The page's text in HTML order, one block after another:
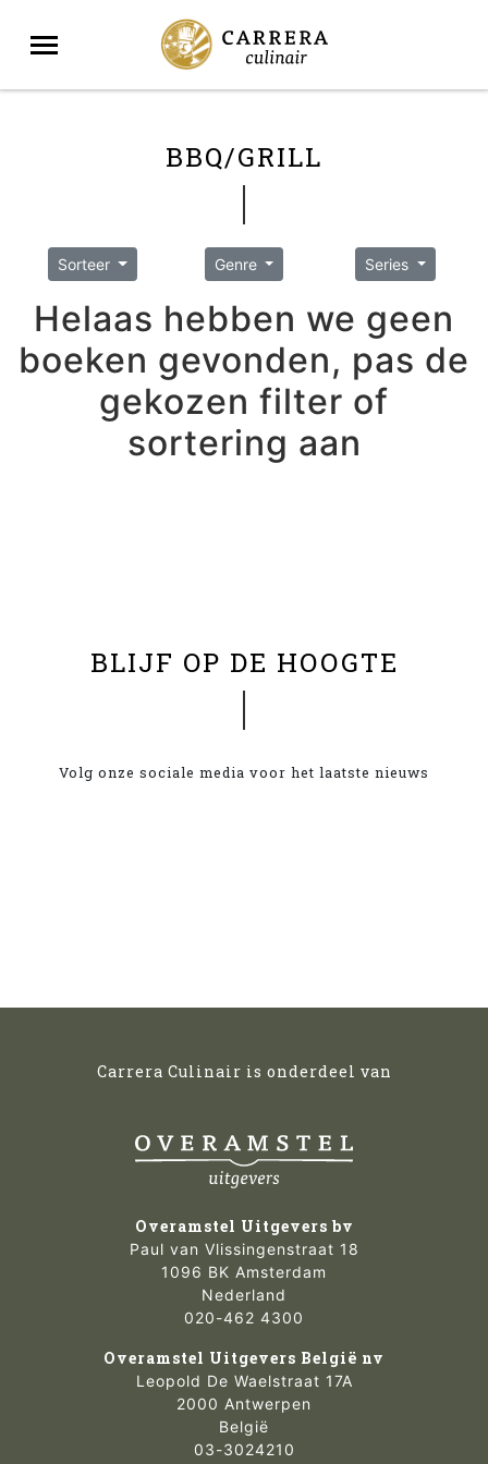
BBQ/GRILL
Sorteer Genre Series
Helaas hebben we geen
boeken gevonden, pas de
gekozen filter of
sortering aan
BLIJF OP DE HOOGTE
Volg onze sociale media voor het laatste nieuws
Carrera Culinair is onderdeel van
Overamstel Uitgevers bv
Paul van Vlissingenstraat 18
1096 BK Amsterdam
Nederland
020-462 4300
Overamstel Uitgevers België nv
Leopold De Waelstraat 17A
2000 Antwerpen
België
03-3024210